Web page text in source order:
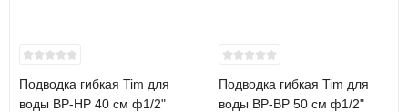
Подводка гибкая Tim для
воды ВР-НР 40 см ф1/2"
Подводка гибкая Tim для
воды ВР-ВР 50 см ф1/2"